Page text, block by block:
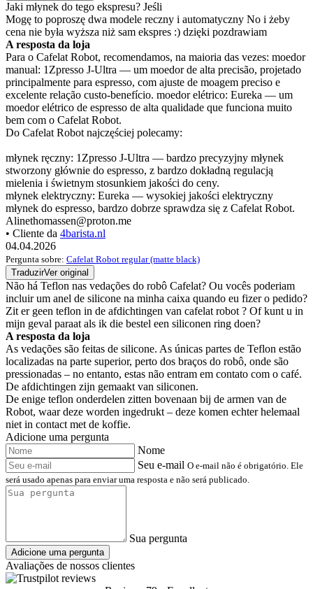
Jaki młynek do tego ekspresu? Jeśli
Mogę to poproszę dwa modele reczny i automatyczny No i żeby
cena nie była wyższa niż sam ekspres :) dzięki pozdrawiam
A resposta da loja
Para o Cafelat Robot, recomendamos, na maioria das vezes: moedor
manual: 1Zpresso J-Ultra — um moedor de alta precisão, projetado
principalmente para espresso, com ajuste de moagem preciso e
excelente relação custo-benefício. moedor elétrico: Eureka — um
moedor elétrico de espresso de alta qualidade que funciona muito
bem com o Cafelat Robot.
Do Cafelat Robot najczęściej polecamy:
młynek ręczny: 1Zpresso J-Ultra — bardzo precyzyjny młynek
stworzony głównie do espresso, z bardzo dokładną regulacją
mielenia i świetnym stosunkiem jakości do ceny.
młynek elektryczny: Eureka — wysokiej jakości elektryczny
młynek do espresso, bardzo dobrze sprawdza się z Cafelat Robot.
Alinethomassen@proton.me
• Cliente da 4barista.nl
04.04.2026
Pergunta sobre: Cafelat Robot regular (matte black)
TraduzirVer original
Não há Teflon nas vedações do robô Cafelat? Ou vocês poderiam
incluir um anel de silicone na minha caixa quando eu fizer o pedido?
Zit er geen teflon in de afdichtingen van cafelat robot ? Of kunt u in
mijn geval paraat als ik die bestel een siliconen ring doen?
A resposta da loja
As vedações são feitas de silicone. As únicas partes de Teflon estão
localizadas na parte superior, perto dos braços do robô, onde são
pressionadas – no entanto, estas não entram em contato com o café.
De afdichtingen zijn gemaakt van siliconen.
De enige teflon onderdelen zitten bovenaan bij de armen van de
Robot, waar deze worden ingedrukt – deze komen echter helemaal
niet in contact met de koffie.
Adicione uma pergunta
Nome
Seu e-mail O e-mail não é obrigatório. Ele
será usado apenas para enviar uma resposta e não será publicado.
Sua pergunta
Adicione uma pergunta
Avaliações de nossos clientes